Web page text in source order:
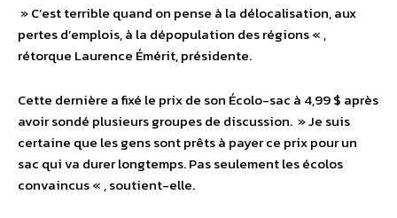
» C’est terrible quand on pense à la délocalisation, aux
pertes d’emplois, à la dépopulation des régions « ,
rétorque Laurence Émérit, présidente.
Cette dernière a fixé le prix de son Écolo-sac à 4,99 $ après
avoir sondé plusieurs groupes de discussion. » Je suis
certaine que les gens sont prêts à payer ce prix pour un
sac qui va durer longtemps. Pas seulement les écolos
convaincus « , soutient-elle.